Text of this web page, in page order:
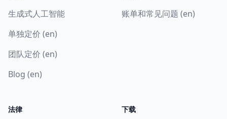
生成式人工智能
单独定价 (en)
团队定价 (en)
Blog (en)
账单和常见问题 (en)
法律 下载